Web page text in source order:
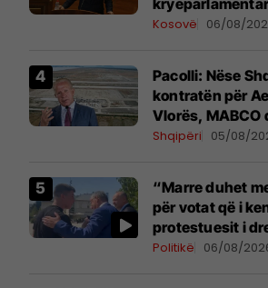
shtesë për
Kosovë 06/08/
Pacolli: Nëse
kontratën për
Vlorës, MABCO
arbitrazhit
Shqipëri 05/08/
“Marre duhet
për votat që i
protestuesit i
Hamzës
Politikë 06/08/